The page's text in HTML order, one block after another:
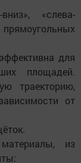
«слева-
для
площадей.
траекторию,
от
из